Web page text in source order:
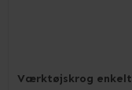
Værktøjskrog enkelt